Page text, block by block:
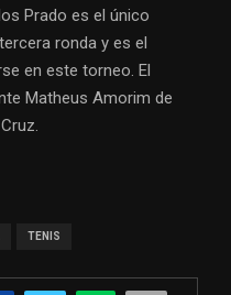
Prado es el único
ronda y es el
en este torneo. El
Matheus Amorim de
TENIS